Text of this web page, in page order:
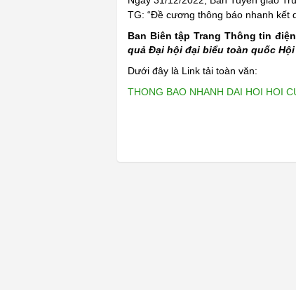
TG: “Đề cương thông báo nhanh kết
Ban Biên tập Trang Thông tin
quả Đại hội đại biểu toàn quốc
Dưới đây là Link tải toàn văn:
THONG BAO NHANH DAI HOI HOI